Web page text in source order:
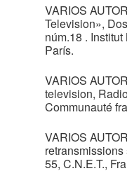
VARIOS
Television»,
núm.18 .
París.
VARIOS
television,
Communauté
VARIOS
55, C.N.E.T.,